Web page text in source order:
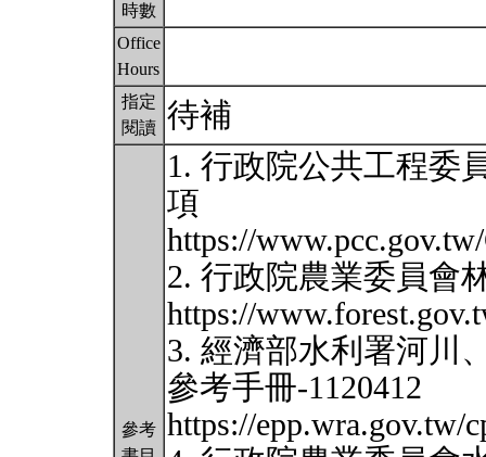
時數
Office
Hours
指定
閱讀
待補
參考
1. 行政院公共工程委
項
https://
2. 行政院農業委員會
https://
3. 經濟部水利署河川
參考手冊-1120412
https://epp.wra.gov.tw/